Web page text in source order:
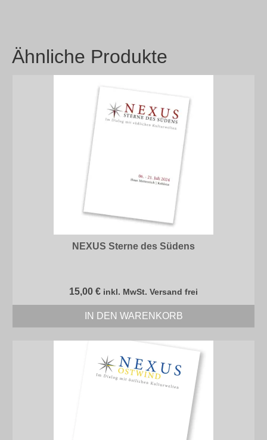
Ähnliche Produkte
NEXUS Sterne des Südens
15,00 € inkl. MwSt. Versand frei
IN DEN WARENKORB